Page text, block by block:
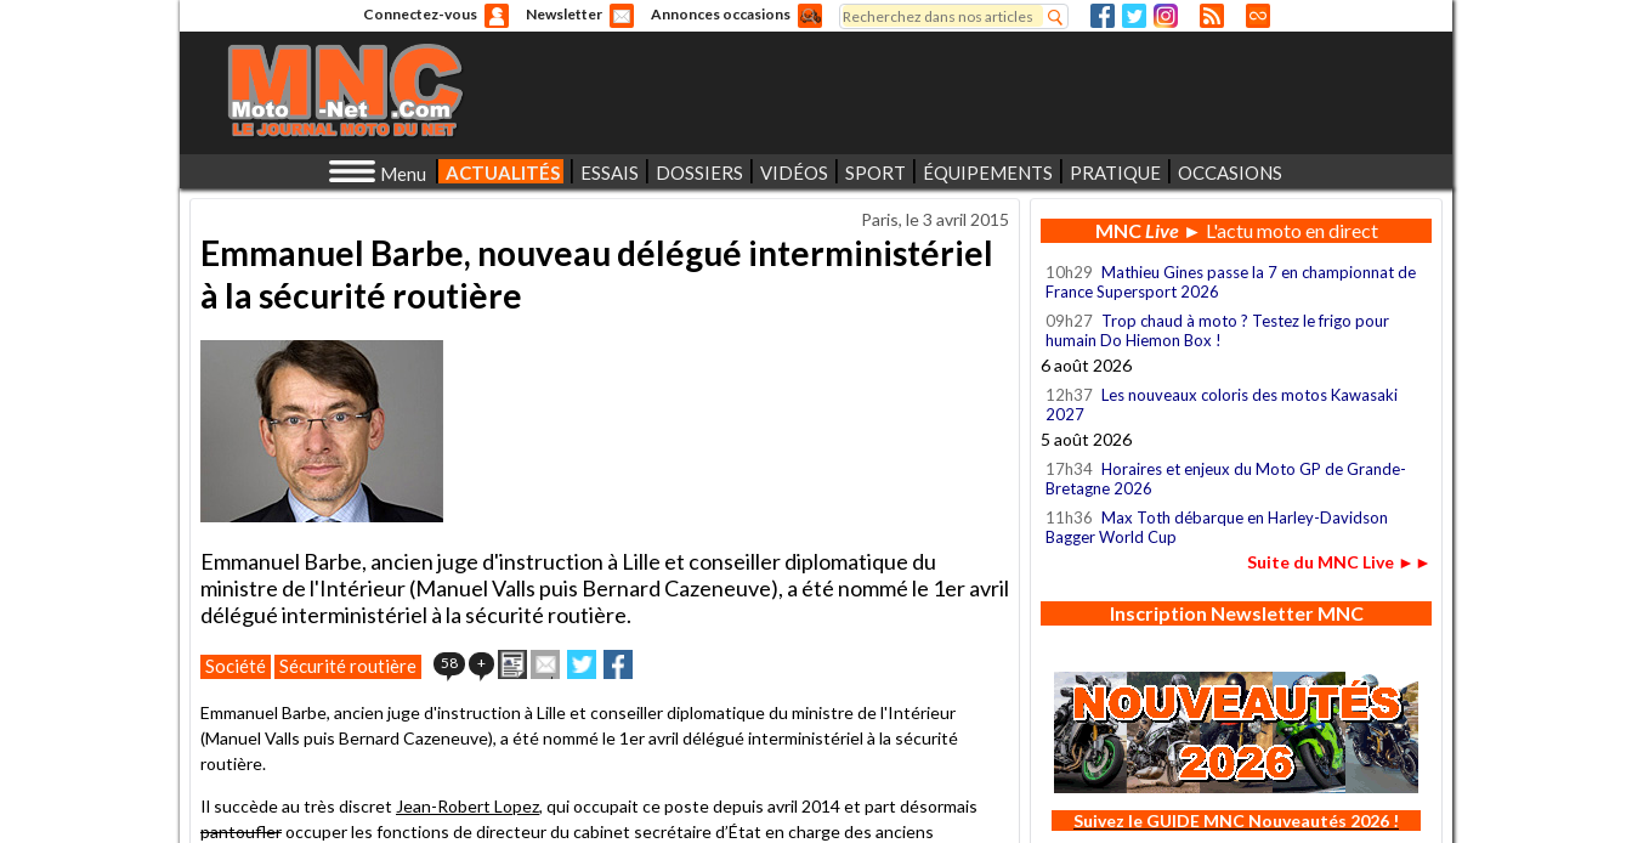
Connectez-vous Newsletter Annonces occasions
Formulaire de recherche
Rechercher
Menu ACTUALITÉS ESSAIS DOSSIERS VIDÉOS SPORT ÉQUIPEMENTS PRATIQUE OCCASIONS
Paris, le3 avril 2015
Emmanuel Barbe, nouveau délégué interministériel
à la sécurité routière
Emmanuel Barbe, ancien juge d'instruction à Lille et conseiller diplomatique du
ministre de l'Intérieur (Manuel Valls puis Bernard Cazeneuve), a été nommé le 1er avril
délégué interministériel à la sécurité routière.
Société Sécurité routière 58 + ImprimerEnvoyer
cet
à
un
Partager
sur
sur
Emmanuel Barbe, ancien juge d'instruction à Lille et conseiller diplomatique du ministre de l'Intérieur
(Manuel Valls puis Bernard Cazeneuve), a été nommé le 1er avril délégué interministériel à la sécurité
routière.
Il succède au très discret Jean-Robert Lopez, qui occupait ce poste depuis avril 2014 et part désormais
pantoufleroccuper les fonctions de directeur du cabinet secrétaire d’État en charge des anciens
MNCLive► L'actu moto en direct
10h29 Mathieu Gines passe la 7 en championnat de
France Supersport 2026
09h27 Trop chaud à moto ? Testez le frigo pour
humain Do Hiemon Box !
6 août 2026
12h37 Les nouveaux coloris des motos Kawasaki
2027
5 août 2026
17h34 Horaires et enjeux du Moto GP de Grande-
Bretagne 2026
11h36 Max Toth débarque en Harley-Davidson
Bagger World Cup
Suite du MNC Live ►►
Inscription Newsletter MNC
Suivez le GUIDE MNC Nouveautés 2026 !